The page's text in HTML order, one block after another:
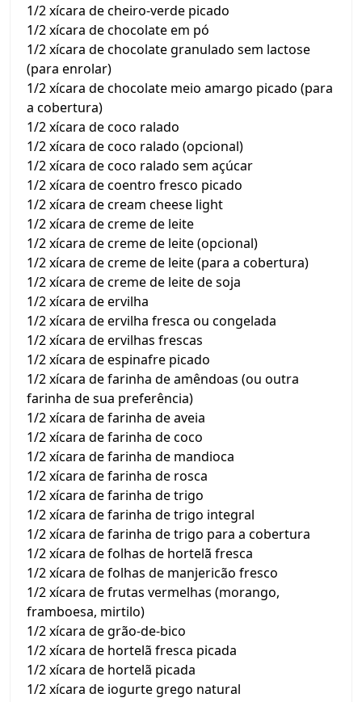
1/2 xícara de cheiro-verde picado
1/2 xícara de chocolate em pó
1/2 xícara de chocolate granulado sem lactose
(para enrolar)
1/2 xícara de chocolate meio amargo picado (para
a cobertura)
1/2 xícara de coco ralado
1/2 xícara de coco ralado (opcional)
1/2 xícara de coco ralado sem açúcar
1/2 xícara de coentro fresco picado
1/2 xícara de cream cheese light
1/2 xícara de creme de leite
1/2 xícara de creme de leite (opcional)
1/2 xícara de creme de leite (para a cobertura)
1/2 xícara de creme de leite de soja
1/2 xícara de ervilha
1/2 xícara de ervilha fresca ou congelada
1/2 xícara de ervilhas frescas
1/2 xícara de espinafre picado
1/2 xícara de farinha de amêndoas (ou outra
farinha de sua preferência)
1/2 xícara de farinha de aveia
1/2 xícara de farinha de coco
1/2 xícara de farinha de mandioca
1/2 xícara de farinha de rosca
1/2 xícara de farinha de trigo
1/2 xícara de farinha de trigo integral
1/2 xícara de farinha de trigo para a cobertura
1/2 xícara de folhas de hortelã fresca
1/2 xícara de folhas de manjericão fresco
1/2 xícara de frutas vermelhas (morango,
framboesa, mirtilo)
1/2 xícara de grão-de-bico
1/2 xícara de hortelã fresca picada
1/2 xícara de hortelã picada
1/2 xícara de iogurte grego natural